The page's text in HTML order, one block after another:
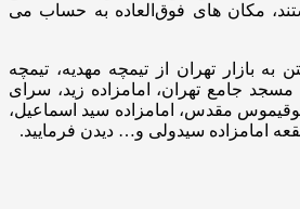
مکان های فوق‌العاده به حساب می
به بازار تهران از تیمچه مهدیه، تیمچه
مسجد جامع تهران، امامزاده زید، سرای
مقدس، امامزاده سید اسماعیل،
امامزاده سیدولی و… دیدن فرمایید.